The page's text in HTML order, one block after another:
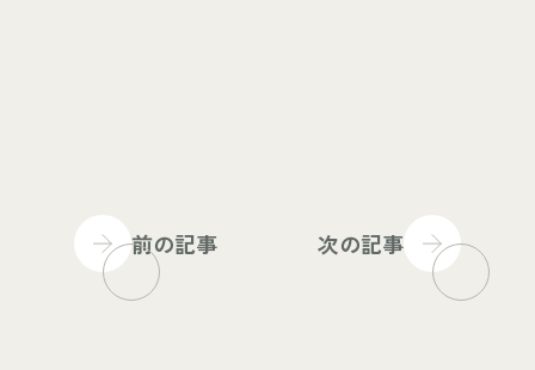
前の記事 次の記事